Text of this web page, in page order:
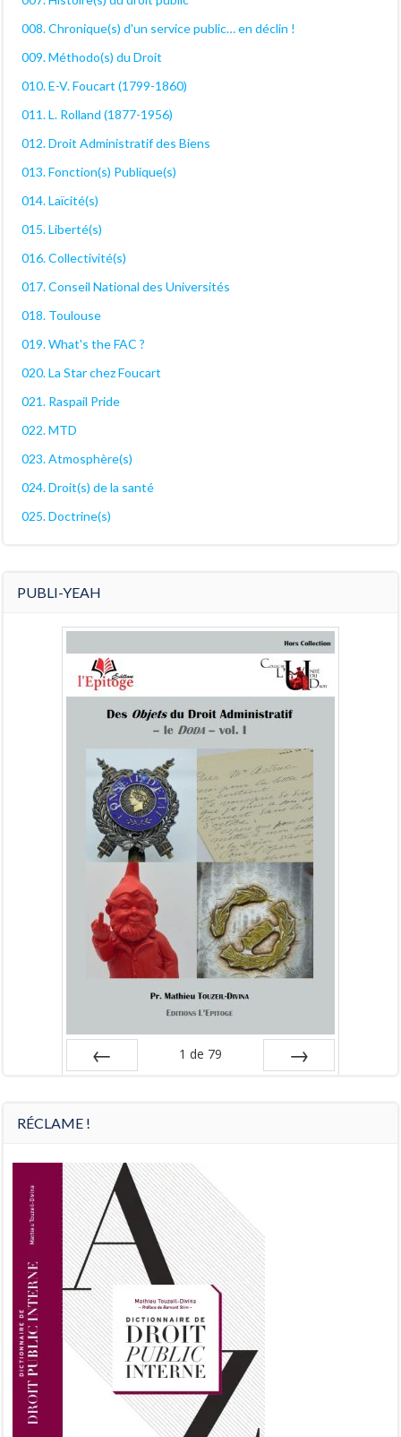
008. Chronique(s) d'un service public… en déclin !
009. Méthodo(s) du Droit
010. E-V. Foucart (1799-1860)
011. L. Rolland (1877-1956)
012. Droit Administratif des Biens
013. Fonction(s) Publique(s)
014. Laïcité(s)
015. Liberté(s)
016. Collectivité(s)
017. Conseil National des Universités
018. Toulouse
019. What's the FAC ?
020. La Star chez Foucart
021. Raspail Pride
022. MTD
023. Atmosphère(s)
024. Droit(s) de la santé
025. Doctrine(s)
PUBLI-YEAH
1 de 79
RÉCLAME !